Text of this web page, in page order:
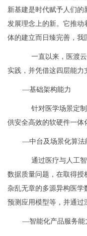
新基建是时代赋予人们
发展理念上的新。它推动
体的建立而日臻完善，我
一直以来，医渡
实践，并凭借这四层能力
—基础架构能力
针对医学场景定
供安全高效的软硬件一体
—中台及场景化算法
通过医疗与人工
数据质量问题，在取得授
杂乱无章的多源异构医学
预测应用模型等，并通过
—智能化产品服务能